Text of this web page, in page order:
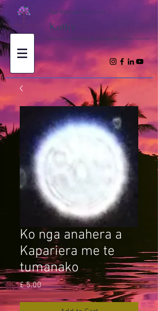
Kathy
Nga Waerenga Wairua me
Kawea mai te Hiringa me nga Akoranga Wairua mo te Haerenga o To
Ko nga anahera a
Kapariera me te
tumanako
£ 5.00Price